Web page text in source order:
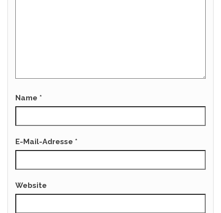
Name *
E-Mail-Adresse *
Website